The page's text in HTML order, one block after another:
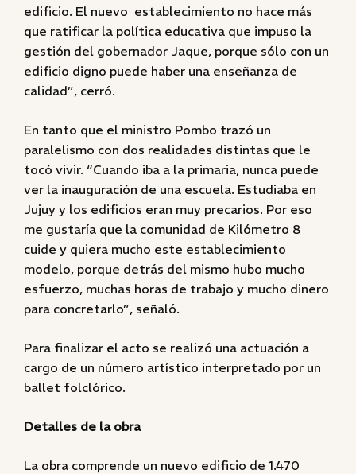
edificio. El nuevo establecimiento no hace más
que ratificar la política educativa que impuso la
gestión del gobernador Jaque, porque sólo con un
edificio digno puede haber una enseñanza de
calidad”, cerró.
En tanto que el ministro Pombo trazó un
paralelismo con dos realidades distintas que le
tocó vivir. “Cuando iba a la primaria, nunca puede
ver la inauguración de una escuela. Estudiaba en
Jujuy y los edificios eran muy precarios. Por eso
me gustaría que la comunidad de Kilómetro 8
cuide y quiera mucho este establecimiento
modelo, porque detrás del mismo hubo mucho
esfuerzo, muchas horas de trabajo y mucho dinero
para concretarlo”, señaló.
Para finalizar el acto se realizó una actuación a
cargo de un número artístico interpretado por un
ballet folclórico.
Detalles de la obra
La obra comprende un nuevo edificio de 1.470